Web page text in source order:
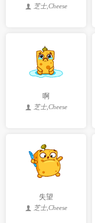
芝士,Cheese
啊
芝士,Cheese
失望
芝士,Cheese